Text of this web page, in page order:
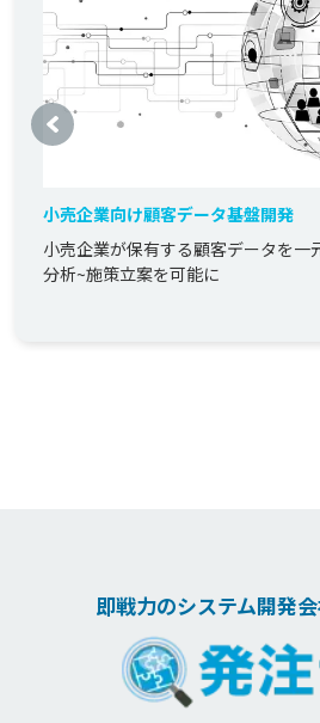
小売企業向け顧客データ基盤開発
小売企業が保有する顧客データを一
分析~施策立案を可能に
即戦力のシステム開発